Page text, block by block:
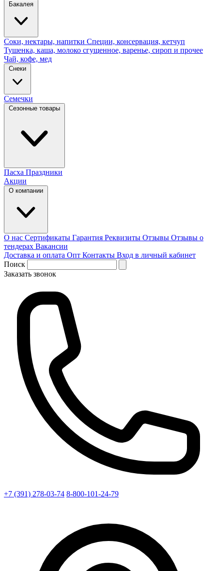
Бакалея
Соки, нектары, напитки Специи, консервация, кетчуп
Тушенка, каша, молоко сгущенное, варенье, сироп и прочее
Чай, кофе, мед
Снеки
Семечки
Сезонные товары
Пасха Праздники
Акции
О компании
О нас Сертификаты Гарантия Реквизиты Отзывы Отзывы о
тендерах Вакансии
Доставка и оплата Опт Контакты Вход в личный кабинет
Поиск
Заказать звонок
+7 (391) 278-03-74 8-800-101-24-79